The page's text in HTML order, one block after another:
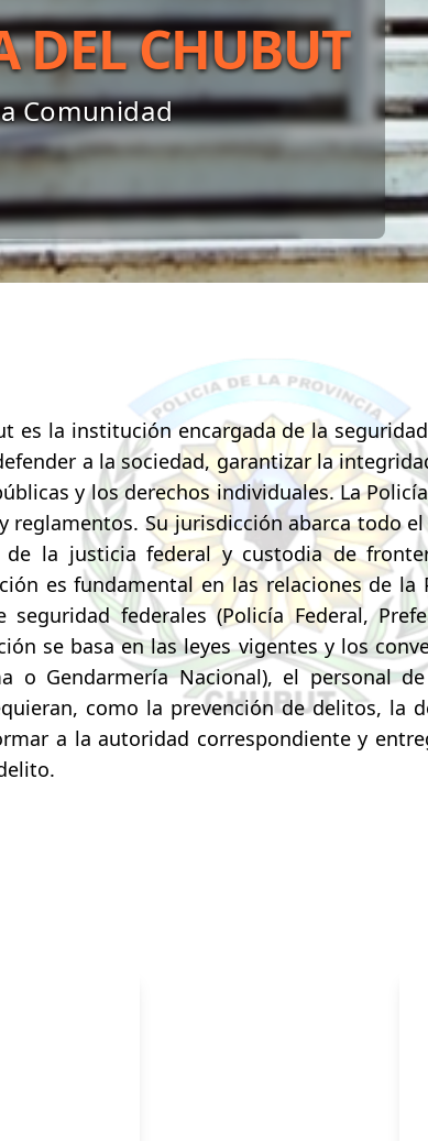
DEL CHUBUT
Comunidad
es la institución encargada de la
a la sociedad, garantizar la
y los derechos individuales. La
reglamentos. Su jurisdicción abarca todo
la justicia federal y custodia de
es fundamental en las relaciones de
federales (Policía Federal,
se basa en las leyes vigentes y los
o Gendarmería Nacional), el personal
como la prevención de delitos, la
a la autoridad correspondiente y